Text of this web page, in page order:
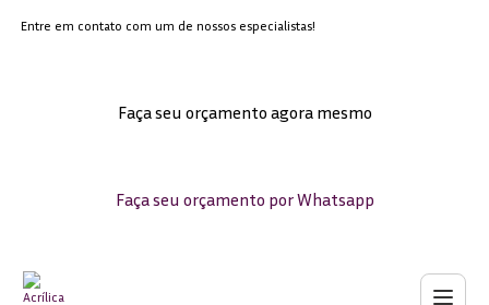
Entre em contato com um de nossos especialistas!
Faça seu orçamento agora mesmo
Faça seu orçamento por Whatsapp